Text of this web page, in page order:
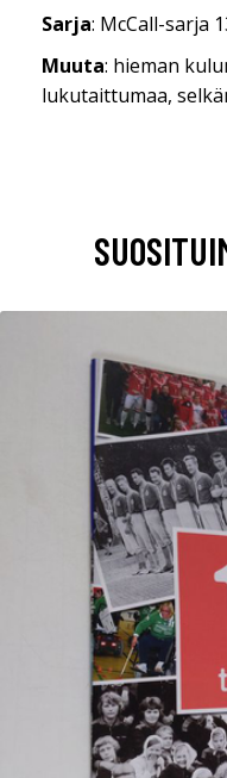
Sarja: McCall-sarja
Muuta: hieman
lukutaittumaa,